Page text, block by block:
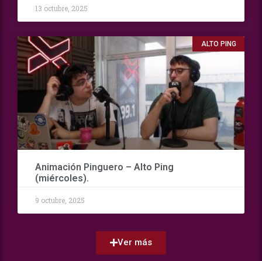
13 octubre, 2025
ALTO PING
Animación Pinguero – Alto Ping
(miércoles).
9 octubre, 2025
Ver más